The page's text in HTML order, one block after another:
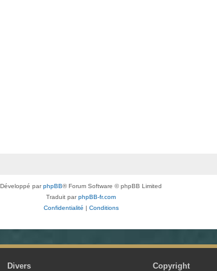
Développé parphpBB® Forum Software © phpBB Limited
Traduit parphpBB-fr.com
Confidentialité
Conditions
Divers Copyright